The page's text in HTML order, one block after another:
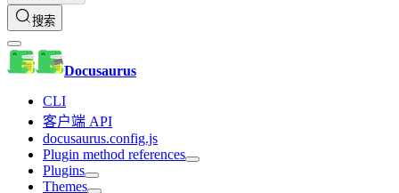
搜索
Docusaurus
CLI
客户端 API
docusaurus.config.js
Plugin method references
Plugins
Themes